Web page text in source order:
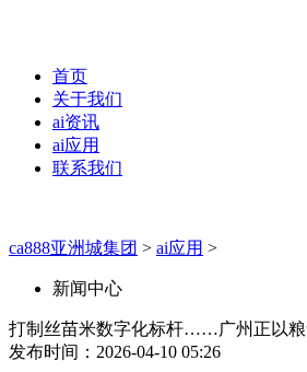
首页
关于我们
ai资讯
ai应用
联系我们
ca888亚洲城集团 > ai应用 >
新闻中心
打制丝苗米数字化标杆……广州正以粮
发布时间：2026-04-10 05:26